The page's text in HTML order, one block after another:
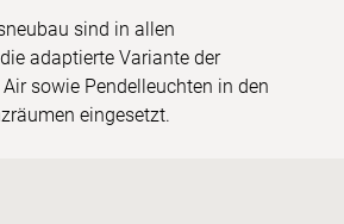
sind in allen
adaptierte Variante der
sowie Pendelleuchten in den
eingesetzt.